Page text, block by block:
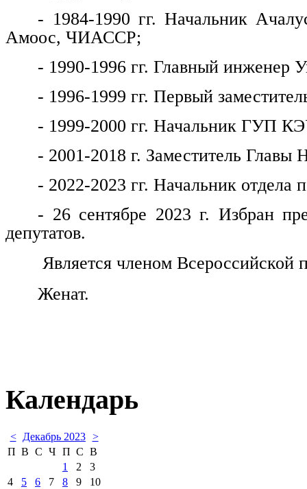
- 1984-1990 гг. Начальник
Амоос, ЧИАССР;
- 1990-1996 гг. Главный
- 1996-1999 гг. Первый
- 1999-2000 гг. Начальник ГУП
- 2001-2018 г. Заместитель Главы
- 2022-2023 гг. Начальник
- 26 сентябре 2023 г. Избран
депутатов.
Является членом Всероссийской
Женат.
Календарь
< Декабрь 2023 >
П В С Ч П С В
1
2
3
4
5 6 7 8 9
10